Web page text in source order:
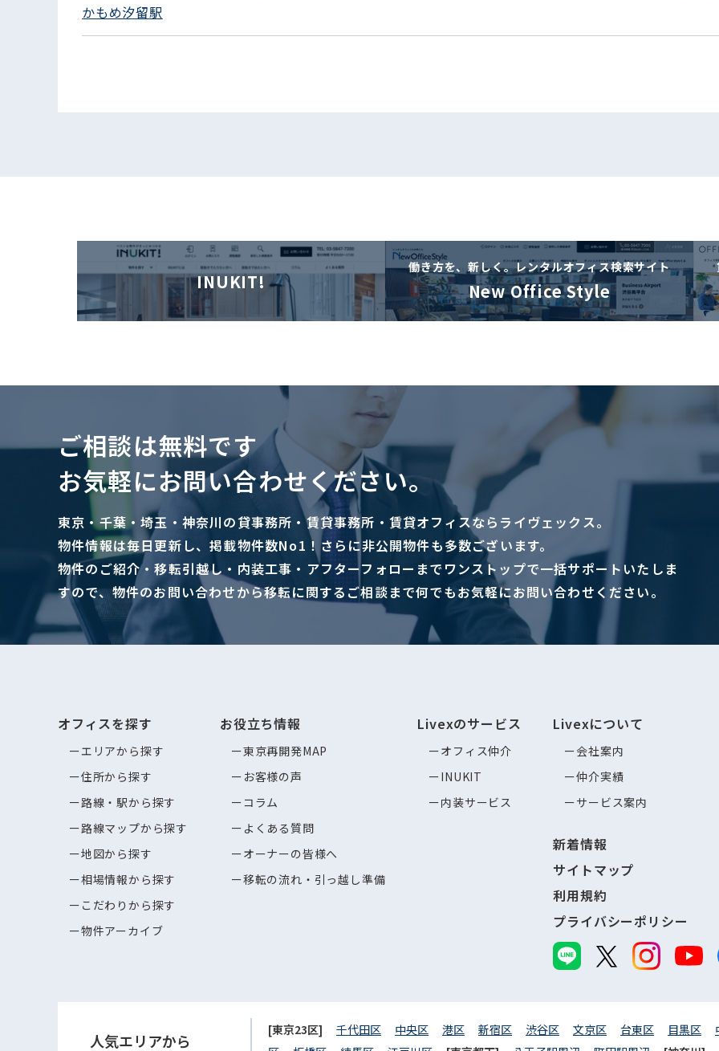
かもめ汐留駅
INUKIT!
働き方を、新しく。レンタルオフィス検索サイト
New Office Style
ご相談は無料です
お気軽にお問い合わせください。
東京・千葉・埼玉・神奈川の貸事務所・賃貸事務所・賃貸オフィスならライヴェックス。
物件情報は毎日更新し、掲載物件数No1！さらに非公開物件も多数ございます。
物件のご紹介・移転引越し・内装工事・アフターフォローまでワンストップで一括サポートいたしま
すので、物件のお問い合わせから移転に関するご相談まで何でもお気軽にお問い合わせください。
オフィスを探す
エリアから探す
住所から探す
路線・駅から探す
路線マップから探す
地図から探す
相場情報から探す
こだわりから探す
物件アーカイブ
お役立ち情報
東京再開発MAP
お客様の声
コラム
よくある質問
オーナーの皆様へ
移転の流れ・引っ越し準備
Livexのサービス
オフィス仲介
INUKIT
内装サービス
Livexについて
会社案内
仲介実績
サービス案内
新着情報
サイトマップ
利用規約
プライバシーポリシー
人気エリアから
[東京23区] 千代田区 中央区 港区 新宿区 渋谷区 文京区 台東区 目黒区